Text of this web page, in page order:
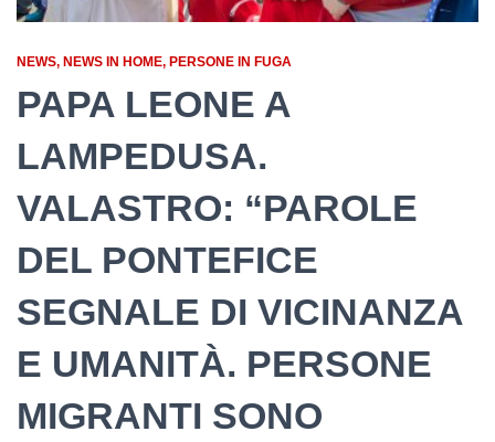
NEWS NEWS IN HOME PERSONE IN FUGA
PAPA LEONE A
LAMPEDUSA.
VALASTRO: “PAROLE
DEL PONTEFICE
SEGNALE DI VICINANZA
E UMANITÀ. PERSONE
MIGRANTI SONO